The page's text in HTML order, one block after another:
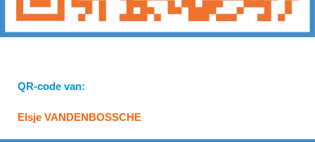
QR-code van:
Elsje VANDENBOSSCHE